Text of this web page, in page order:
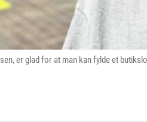
er glad for at man kan fylde et